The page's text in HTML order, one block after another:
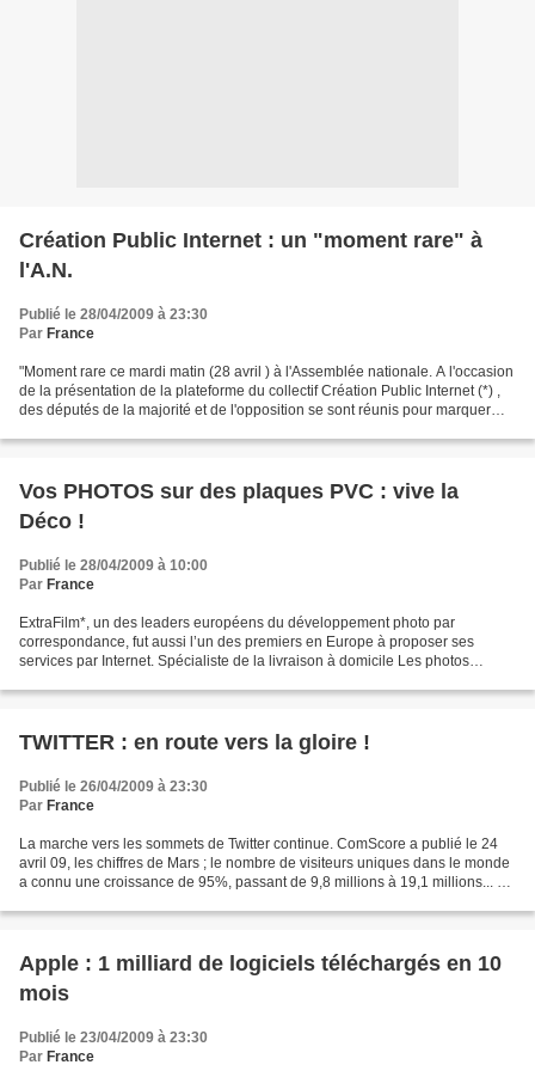
Création Public Internet : un "moment rare" à
l'A.N.
Publié le 28/04/2009 à 23:30
Par France
"Moment rare ce mardi matin (28 avril ) à l'Assemblée nationale. A l'occasion
de la présentation de la plateforme du collectif Création Public Internet (*) ,
des députés de la majorité et de l'opposition se sont réunis pour marquer
Vos PHOTOS sur des plaques PVC : vive la
Déco !
Publié le 28/04/2009 à 10:00
Par France
ExtraFilm*, un des leaders européens du développement photo par
correspondance, fut aussi l’un des premiers en Europe à proposer ses
services par Internet. Spécialiste de la livraison à domicile Les photos
TWITTER : en route vers la gloire !
Publié le 26/04/2009 à 23:30
Par France
La marche vers les sommets de Twitter continue. ComScore a publié le 24
avril 09, les chiffres de Mars ; le nombre de visiteurs uniques dans le monde
a connu une croissance de 95%, passant de 9,8 millions à 19,1 millions... Si
Apple : 1 milliard de logiciels téléchargés en 10
mois
Publié le 23/04/2009 à 23:30
Par France